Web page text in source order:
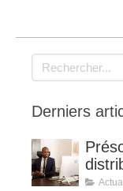
Rechercher
Derniers